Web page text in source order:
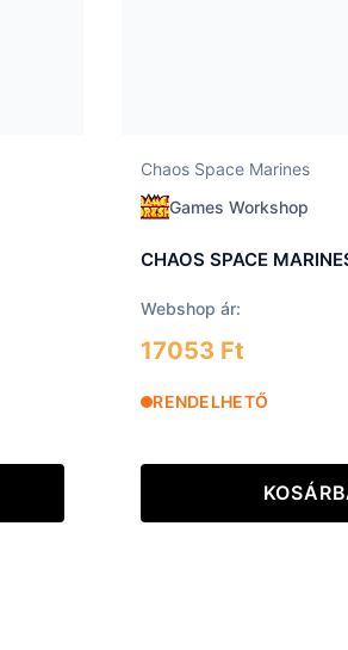
Chaos Space Marines
Games Workshop
Webshop ár:
17053 Ft
RENDELHETŐ